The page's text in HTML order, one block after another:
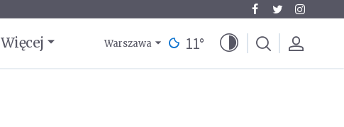
Więcej Warszawa 11°